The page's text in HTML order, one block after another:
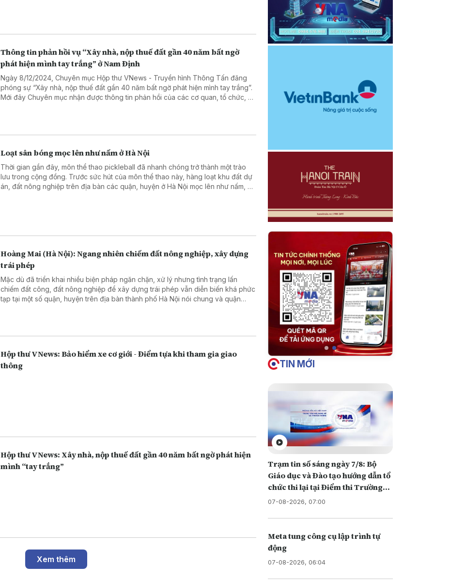
Thông tin phản hồi vụ “Xây nhà, nộp thuế đất gần 40 năm bất ngờ
phát hiện mình tay trắng” ở Nam Định
Ngày 8/12/2024, Chuyên mục Hộp thư VNews - Truyền hình Thông Tấn đăng
phóng sự “Xây nhà, nộp thuế đất gần 40 năm bất ngờ phát hiện mình tay trắng”.
Mới đây Chuyên mục nhận được thông tin phản hồi của các cơ quan, tổ chức, cá
Loạt sân bóng mọc lên như nấm ở Hà Nội
Thời gian gần đây, môn thể thao pickleball đã nhanh chóng trở thành một trào
lưu trong cộng đồng. Trước sức hút của môn thể thao này, hàng loạt khu đất dự
án, đất nông nghiệp trên địa bàn các quận, huyện ở Hà Nội mọc lên như nấm, có
Hoàng Mai (Hà Nội): Ngang nhiên chiếm đất nông nghiệp, xây dựng
trái phép
Mặc dù đã triển khai nhiều biện pháp ngăn chặn, xử lý nhưng tình trạng lấn
chiếm đất công, đất nông nghiệp để xây dựng trái phép vẫn diễn biến khá phức
tạp tại một số quận, huyện trên địa bàn thành phố Hà Nội nói chung và quận
Hộp thư VNews: Bảo hiểm xe cơ giới - Điểm tựa khi tham gia giao
thông
Hộp thư VNews: Xây nhà, nộp thuế đất gần 40 năm bất ngờ phát hiện
mình “tay trắng”
Xem thêm
TIN MỚI
Trạm tin số sáng ngày 7/8: Bộ
Giáo dục và Đào tạo hướng dẫn tổ
chức thi lại tại Điểm thi Trường
THPT chuyên Tuyên Quang
07-08-2026, 07:00
Meta tung công cụ lập trình tự
động
07-08-2026, 06:04